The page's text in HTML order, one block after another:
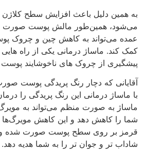
به همین دلیل باعث افزایش سطح
می‌شود، همین‌طور مالش پوست صورت
عمده می‌تواند به کاهش چین‌ و چروک
کمک کند. ماساژ درمانی یکی از راه‌ هایی
پیشگیری از چروک های ناخوشایند پوست
آقایانی که دچار رنگ‌ پریدگی پوست صورت
با ماساژ درمانی این رنگ‌ پریدگی را درمان
ماساژ به‌ صورت منظم می‌تواند به
شما را کاهش دهد و این کاهش
قرمز بر روی سطح پوست صورت شده و
شاداب‌ تر و جوان‌ تر را به شما هدیه دهد.